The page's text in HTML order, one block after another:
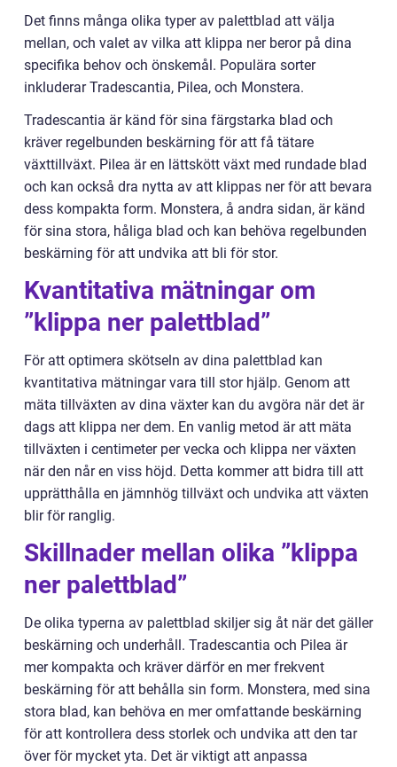
Det finns många olika typer av palettblad att välja
mellan, och valet av vilka att klippa ner beror på dina
specifika behov och önskemål. Populära sorter
inkluderar Tradescantia, Pilea, och Monstera.
Tradescantia är känd för sina färgstarka blad och
kräver regelbunden beskärning för att få tätare
växttillväxt. Pilea är en lättskött växt med rundade blad
och kan också dra nytta av att klippas ner för att bevara
dess kompakta form. Monstera, å andra sidan, är känd
för sina stora, håliga blad och kan behöva regelbunden
beskärning för att undvika att bli för stor.
Kvantitativa mätningar om
”klippa ner palettblad”
För att optimera skötseln av dina palettblad kan
kvantitativa mätningar vara till stor hjälp. Genom att
mäta tillväxten av dina växter kan du avgöra när det är
dags att klippa ner dem. En vanlig metod är att mäta
tillväxten i centimeter per vecka och klippa ner växten
när den når en viss höjd. Detta kommer att bidra till att
upprätthålla en jämnhög tillväxt och undvika att växten
blir för ranglig.
Skillnader mellan olika ”klippa
ner palettblad”
De olika typerna av palettblad skiljer sig åt när det gäller
beskärning och underhåll. Tradescantia och Pilea är
mer kompakta och kräver därför en mer frekvent
beskärning för att behålla sin form. Monstera, med sina
stora blad, kan behöva en mer omfattande beskärning
för att kontrollera dess storlek och undvika att den tar
över för mycket yta. Det är viktigt att anpassa